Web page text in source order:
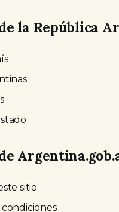
la República
sitio